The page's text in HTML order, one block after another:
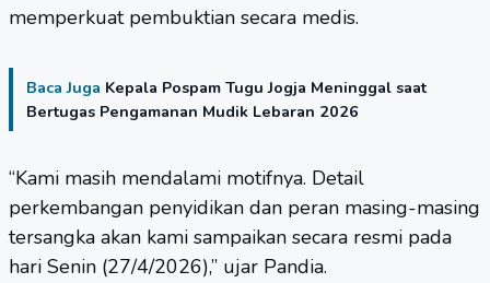
memperkuat pembuktian secara medis.
Baca Juga Kepala Pospam Tugu Jogja Meninggal saat
Bertugas Pengamanan Mudik Lebaran 2026
“Kami masih mendalami motifnya. Detail
perkembangan penyidikan dan peran masing-masing
tersangka akan kami sampaikan secara resmi pada
hari Senin (27/4/2026),” ujar Pandia.